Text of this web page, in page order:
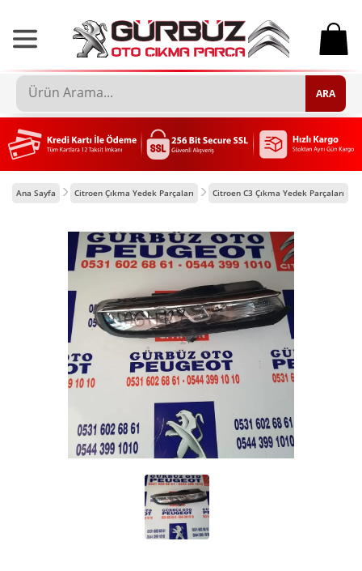
0
ARA
Ana Sayfa Citroen Çıkma Yedek Parçaları Citroen C3 Çıkma Yedek Parçaları